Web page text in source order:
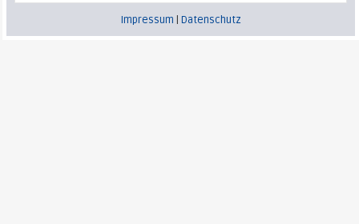
Impressum |Datenschutz